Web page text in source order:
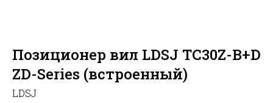
Позиционер вил LDSJ TC30Z-B+D
ZD-Series (встроенный)
LDSJ